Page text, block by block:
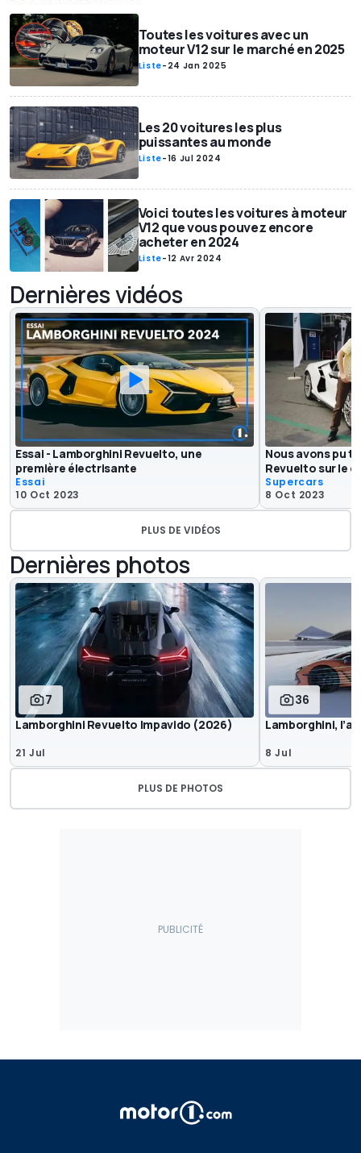
Toutes les voitures avec un
moteur V12 sur le marché en 2025
Liste- 24 Jan 2025
Les 20 voitures les plus
puissantes au monde
Liste-16 Jul 2024
Voici toutes les voitures à moteur
V12 que vous pouvez encore
acheter en 2024
Liste-12 Avr 2024
Dernières vidéos
Essai - Lamborghini Revuelto, une
première électrisante
Essai
10 Oct 2023
Nous avons pu
Revuelto sur le
Supercars
8 Oct 2023
PLUS DE VIDÉOS
Dernières photos
7
Lamborghini Revuelto Impavido (2026)
21 Jul
36
Lamborghini,
8 Jul
PLUS DE PHOTOS